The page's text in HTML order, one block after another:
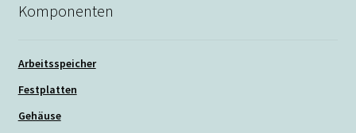
Komponenten
Arbeitsspeicher
Festplatten
Gehäuse